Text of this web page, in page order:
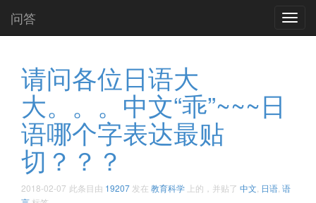
问答
请问各位日语大
大。。。中文“乖”~~~日
语哪个字表达最贴
切？？？ ​​​​
2018-02-07 此条目由 19207 发在 教育科学 上的，并贴了 中文 日语 语